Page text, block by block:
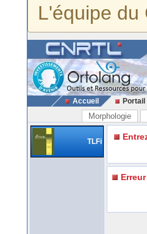
L'équipe du
Accueil Portail
Morphologie
TLFi
Erreur